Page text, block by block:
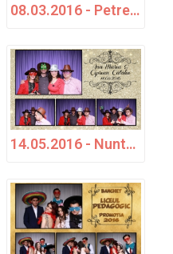
08.03.2016 - Petrecere - Complex Traian
14.05.2016 - Nuntă - Ana-Maria & Ciprian Cătălin